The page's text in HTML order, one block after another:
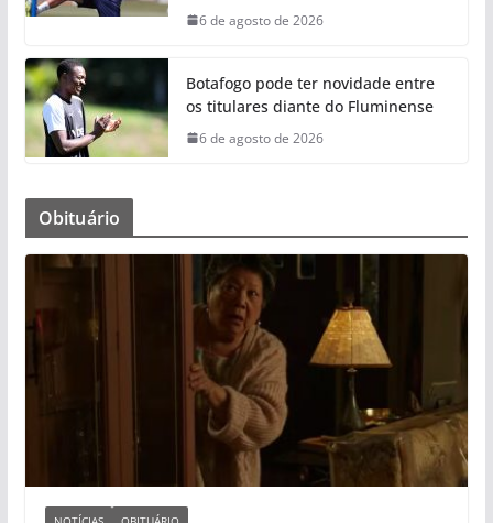
6 de agosto de 2026
Botafogo pode ter novidade entre
os titulares diante do Fluminense
6 de agosto de 2026
Obituário